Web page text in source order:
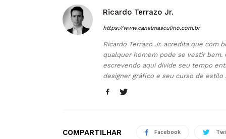
Ricardo Terrazo Jr.
https://www.canalmasculino.com.br
Ricardo Terrazo Jr. acredita que com
qualquer homem pode se vestir bem.
escrevendo aqui divide seu tempo
designer gráfico e seu curso de estilo
COMPARTILHAR Facebook